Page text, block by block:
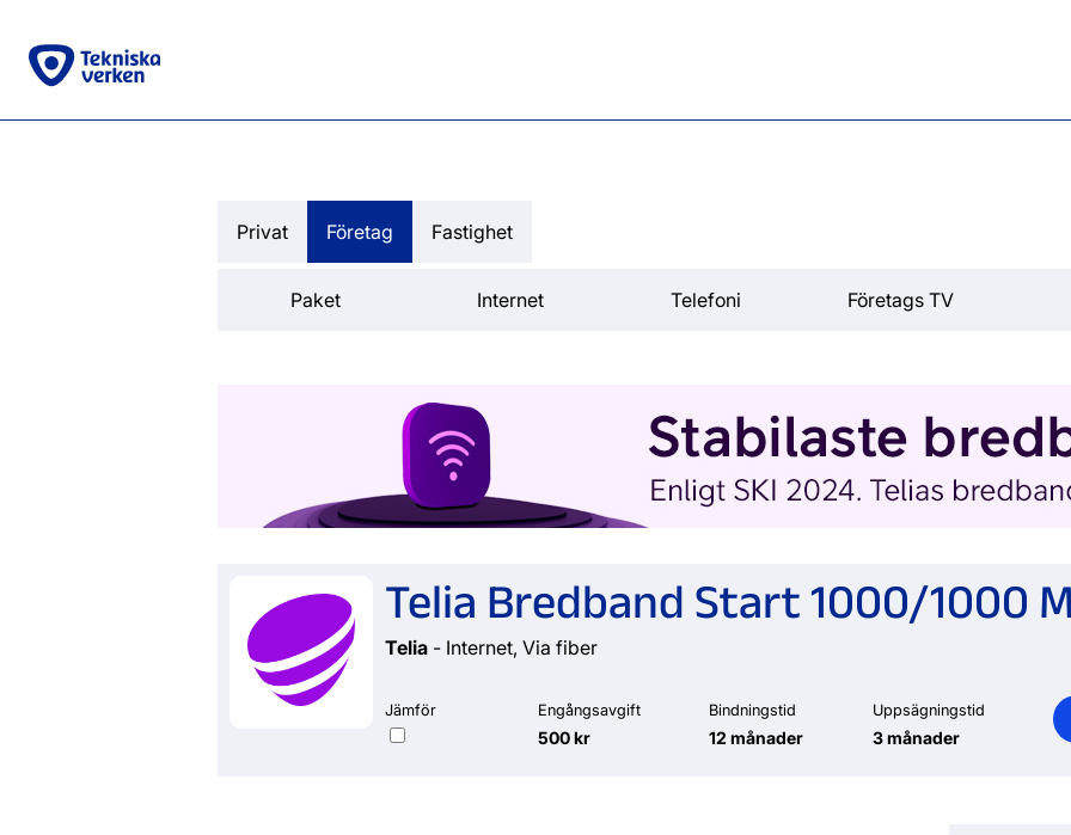
Privat Företag Fastighet
Paket Internet Telefoni Företags TV
Telia Bredband Start 1000/1000
Telia - Internet, Via fiber
Jämför Engångsavgift
500 kr
Bindningstid
12 månader
Uppsägningstid
3 månader